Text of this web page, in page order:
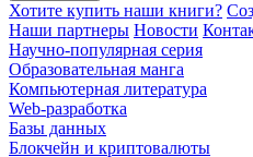
Хотите купить наши книги?
Наши партнеры Новости
Научно-популярная серия
Образовательная манга
Компьютерная литература
Web-разработка
Базы данных
Блокчейн и криптовалюты